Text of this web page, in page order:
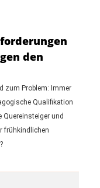
den
zum Problem: Immer
Qualifikation
und
frühkindlichen